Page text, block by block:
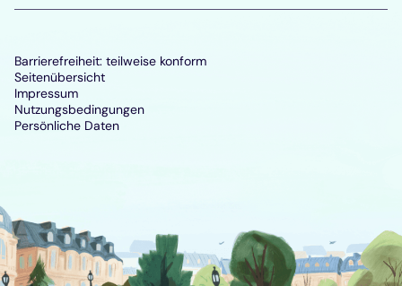
Barrierefreiheit: teilweise konform
Seitenübersicht
Impressum
Nutzungsbedingungen
Persönliche Daten